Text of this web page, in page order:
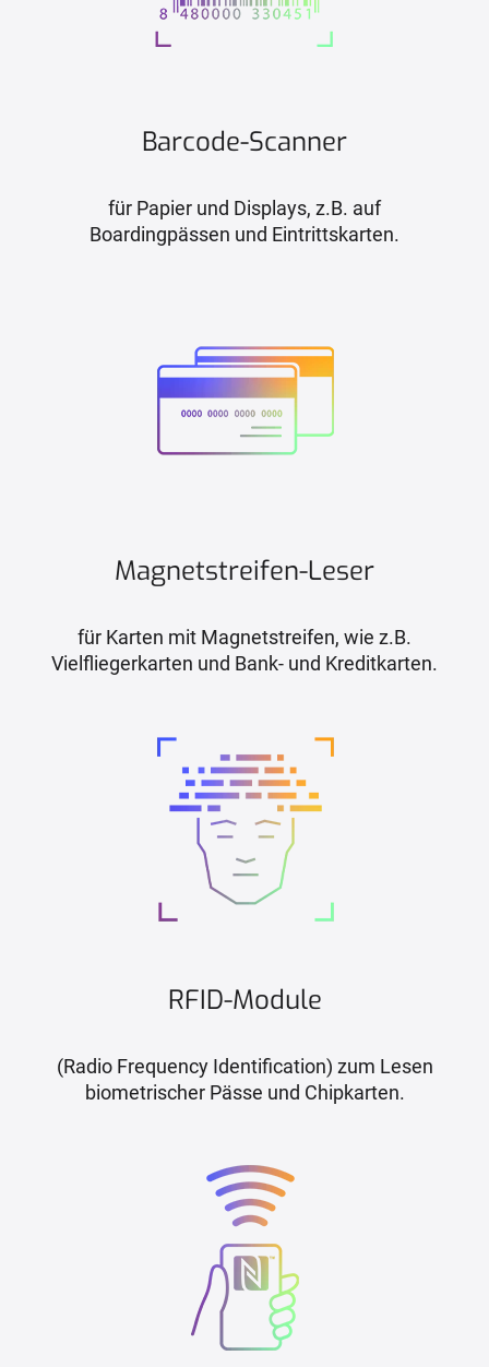
Barcode-Scanner
für Papier und Displays, z.B. auf
Boardingpässen und Eintrittskarten.
Magnetstreifen-Leser
für Karten mit Magnetstreifen, wie z.B.
Vielfliegerkarten und Bank- und Kreditkarten.
RFID-Module
(Radio Frequency Identification) zum Lesen
biometrischer Pässe und Chipkarten.